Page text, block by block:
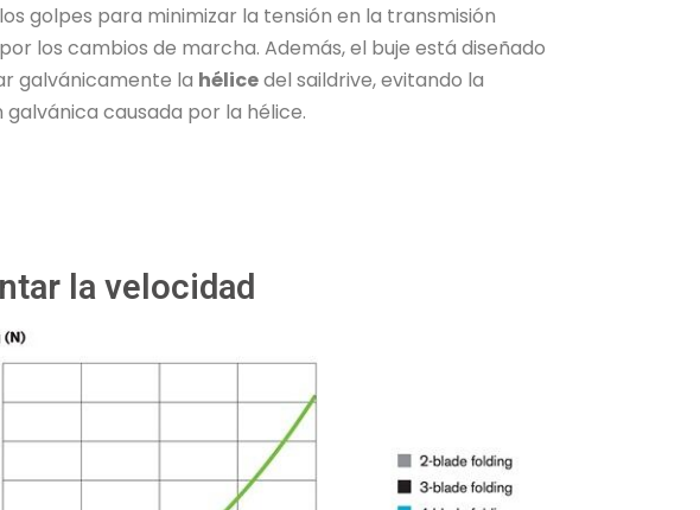
golpes para minimizar la tensión en la transmisión
los cambios de marcha. Además, el buje está diseñado
galvánicamente la hélicedel saildrive, evitando la
galvánica causada por la hélice.
la velocidad